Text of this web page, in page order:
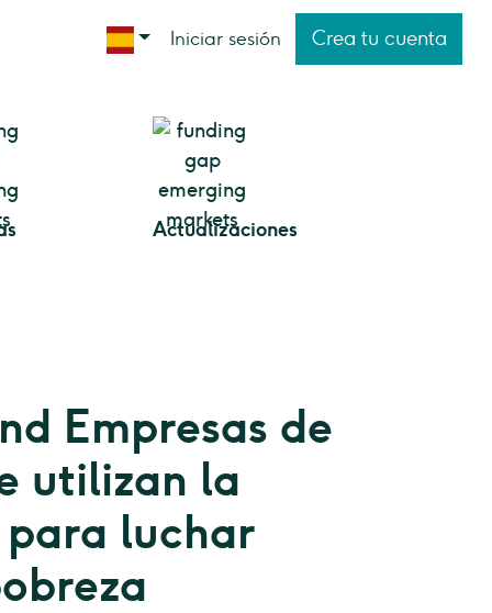
Iniciar sesión Crea tu cuenta
Actualizaciones
Empresas de
utilizan la
luchar